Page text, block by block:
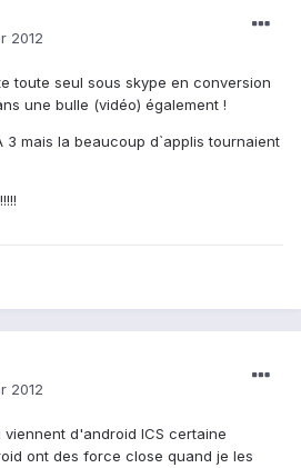
2012
toute seul sous skype en conversion
une bulle (vidéo) également !
3 mais la beaucoup d`applis tournaient
2012
d'android ICS certaine
ont des force close quand je les